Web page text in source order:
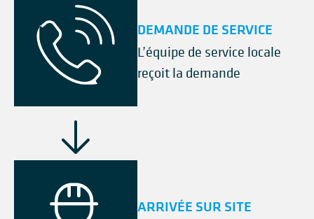
DEMANDE DE SERVICE
L’équipe de service locale
reçoit la demande
ARRIVÉE SUR SITE